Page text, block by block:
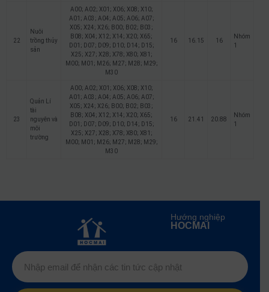
22
Nuôi
trồng thủy
sản
A00; A02; X01; X06; X08; X10;
A01; A03; A04; A05; A06; A07;
X05; X24; X26; B00; B02; B03;
B08; X04; X12; X14; X20; X65;
D01; D07; D09; D10; D14; D15;
X25; X27; X28; X78; X80; X81;
M00; M01; M26; M27; M28; M29;
M30
16 16.15 16
Nhóm
1
23
Quản Lí
tài
nguyên và
môi
trường
A00; A02; X01; X06; X08; X10;
A01; A03; A04; A05; A06; A07;
X05; X24; X26; B00; B02; B03;
B08; X04; X12; X14; X20; X65;
D01; D07; D09; D10; D14; D15;
X25; X27; X28; X78; X80; X81;
M00; M01; M26; M27; M28; M29;
M30
16 21.41 20.88
Nhóm
1
Hướng nghiệp
HOCMAI